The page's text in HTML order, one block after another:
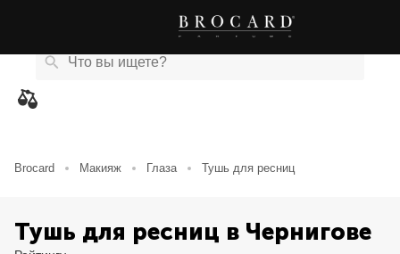
Brocard Макияж Глаза Тушь для ресниц
Тушь для ресниц в Чернигове